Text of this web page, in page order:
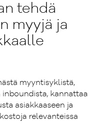
tehdä
myyjä ja
myyntisyklistä,
inboundista, kannattaa
asiakkaaseen ja
relevanteissa